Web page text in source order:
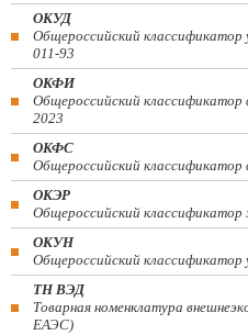
ОКУД
Общероссийский классификатор
011-93
ОКФИ
Общероссийский
2023
ОКФС
Общероссийский
ОКЭР
Общероссийский классификатор
ОКУН
Общероссийский классификатор
ТН ВЭД
Товарная номенклатура
ЕАЭС)